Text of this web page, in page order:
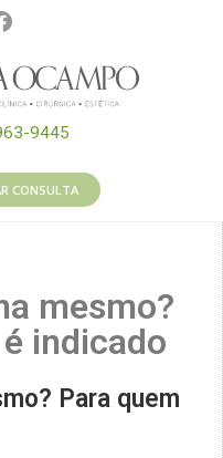
9445
CONSULTA
mesmo?
indicado
Para quem